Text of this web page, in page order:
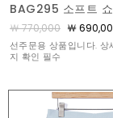
BAG295 소프트
￦ 770,000 ￦
선주문용 상품입니다. 상
지 확인 필수